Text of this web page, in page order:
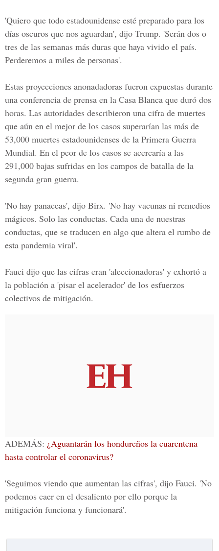
'Quiero que todo estadounidense esté preparado para los
días oscuros que nos aguardan', dijo Trump. 'Serán dos o
tres de las semanas más duras que haya vivido el país.
Perderemos a miles de personas'.
Estas proyecciones anonadadoras fueron expuestas durante
una conferencia de prensa en la Casa Blanca que duró dos
horas. Las autoridades describieron una cifra de muertes
que aún en el mejor de los casos superarían las más de
53,000 muertes estadounidenses de la Primera Guerra
Mundial. En el peor de los casos se acercaría a las
291,000 bajas sufridas en los campos de batalla de la
segunda gran guerra.
'No hay panaceas', dijo Birx. 'No hay vacunas ni remedios
mágicos. Solo las conductas. Cada una de nuestras
conductas, que se traducen en algo que altera el rumbo de
esta pandemia viral'.
Fauci dijo que las cifras eran 'aleccionadoras' y exhortó a
la población a 'pisar el acelerador' de los esfuerzos
colectivos de mitigación.
ADEMÁS: ¿Aguantarán los hondureños la cuarentena
hasta controlar el coronavirus?
'Seguimos viendo que aumentan las cifras', dijo Fauci. 'No
podemos caer en el desaliento por ello porque la
mitigación funciona y funcionará'.